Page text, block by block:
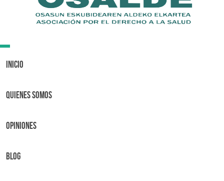
Toggle
Inicio
Quienes Somos
OPINIONES
BLOG